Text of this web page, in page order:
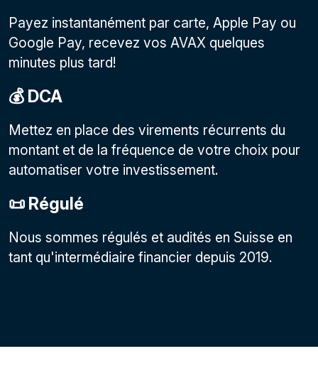
Payez instantanément par carte, Apple Pay ou
Google Pay, recevez vos AVAX quelques
minutes plus tard!
💰 DCA
Mettez en place des virements récurrents du
montant et de la fréquence de votre choix pour
automatiser votre investissement.
📜 Régulé
Nous sommes régulés et audités en Suisse en
tant qu'intermédiaire financier depuis 2019.